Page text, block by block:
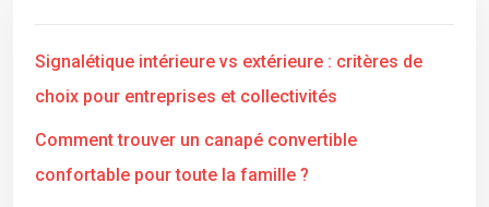
Signalétique intérieure vs extérieure : critères de
choix pour entreprises et collectivités
Comment trouver un canapé convertible
confortable pour toute la famille ?